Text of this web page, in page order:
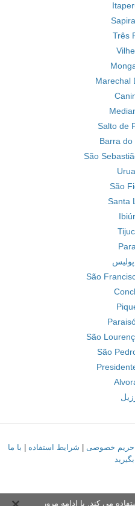
Três
Marechal
Salto de
Barra do
São
São
Santa
São
São
São
خصوصی شرایط استفاده
با ما
می کند. با ادامه مرور